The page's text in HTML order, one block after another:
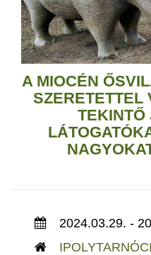
A MIOCÉN
SZERETETTEL
TEKINTŐ
2024.03.29. -